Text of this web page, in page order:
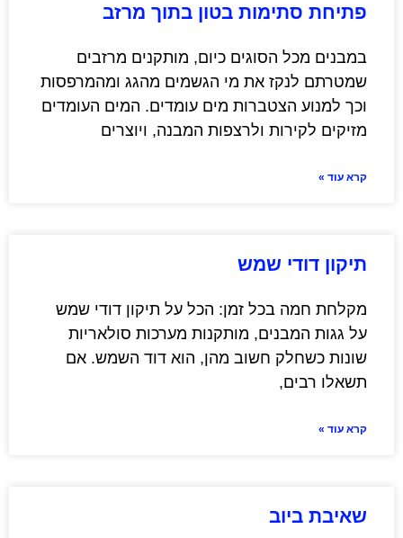
פתיחת סתימות בטון בתוך מרזב
במבנים מכל הסוגים כיום, מותקנים מרזבים
שמטרתם לנקז את מי הגשמים מהגג ומהמרפסות
וכך למנוע הצטברות מים עומדים. המים העומדים
מזיקים לקירות ולרצפות המבנה, ויוצרים
קרא עוד »
תיקון דודי שמש
מקלחת חמה בכל זמן: הכל על תיקון דודי שמש
על גגות המבנים, מותקנות מערכות סולאריות
שונות כשחלק חשוב מהן, הוא דוד השמש. אם
תשאלו רבים,
קרא עוד »
שאיבת ביוב